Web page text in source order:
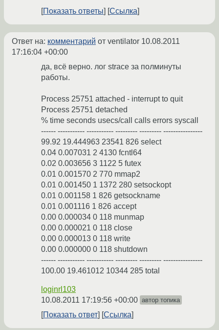
Показать ответы
Ссылка
Ответ на: комментарий от ventilator 10.08.2011
17:16:04 +00:00
да, всё верно. лог strace за полминуты
работы.
Process 25751 attached - interrupt to quit
Process 25751 detached
% time seconds usecs/call calls errors syscall
------ ----------- ----------- --------- --------- ----------------
99.92 19.444963 23541 826 select
0.04 0.007031 2 4130 fcntl64
0.02 0.003656 3 1122 5 futex
0.01 0.001570 2 770 mmap2
0.01 0.001450 1 1372 280 setsockopt
0.01 0.001158 1 826 getsockname
0.01 0.001116 1 826 accept
0.00 0.000034 0 118 munmap
0.00 0.000021 0 118 close
0.00 0.000013 0 118 write
0.00 0.000000 0 118 shutdown
------ ----------- ----------- --------- --------- ----------------
100.00 19.461012 10344 285 total
loginrl103
10.08.2011 17:19:56 +00:00 автор топика
Показать ответ Ссылка